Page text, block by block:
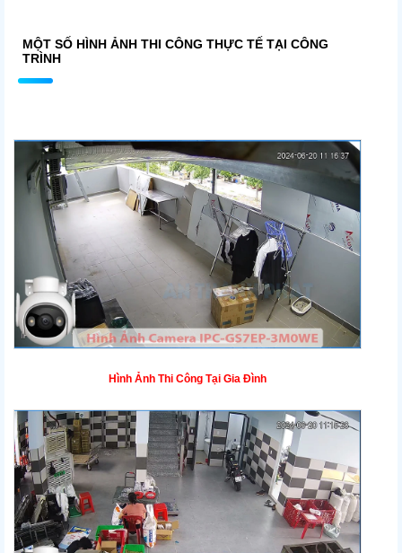
MỘT SỐ HÌNH ẢNH THI CÔNG THỰC TẾ TẠI CÔNG
TRÌNH
Hình Ảnh Thi Công Tại Gia Đình